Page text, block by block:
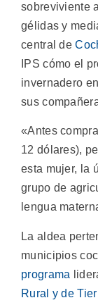
sobreviviente
gélidas y
central de
IPS cómo el
invernadero
sus
«Antes
12 dólares),
esta mujer, la
grupo de
lengua
La aldea
municipios
programa
Rural y de